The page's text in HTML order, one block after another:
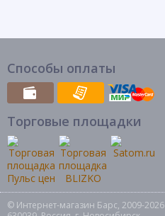
Способы оплаты
Торговые площадки
© Интернет-магазин Барс, 2009-2026